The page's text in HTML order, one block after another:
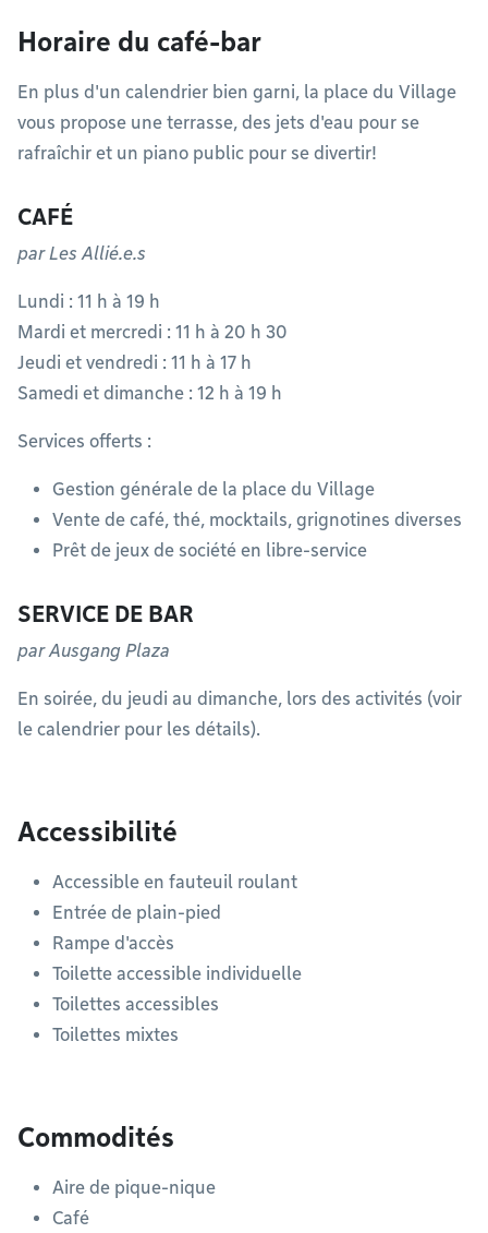
Horaire du café-bar
En plus d'un calendrier bien garni, la place du Village
vous propose une terrasse, des jets d'eau pour se
rafraîchir et un piano public pour se divertir!
CAFÉ
par Les Allié.e.s
Lundi : 11 h à 19 h
Mardi et mercredi : 11 h à 20 h 30
Jeudi et vendredi : 11 h à 17 h
Samedi et dimanche : 12 h à 19 h
Services offerts :
Gestion générale de la place du Village
Vente de café, thé, mocktails, grignotines diverses
Prêt de jeux de société en libre-service
SERVICE DE BAR
par Ausgang Plaza
En soirée, du jeudi au dimanche, lors des activités (voir
le calendrier pour les détails).
Accessibilité
Accessible en fauteuil roulant
Entrée de plain-pied
Rampe d'accès
Toilette accessible individuelle
Toilettes accessibles
Toilettes mixtes
Commodités
Aire de pique-nique
Café